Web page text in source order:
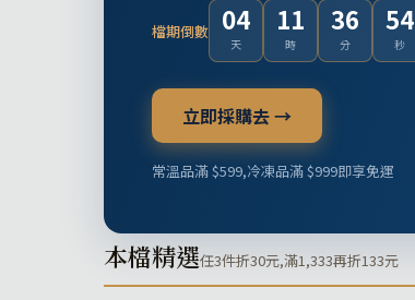
檔期倒數 04
天
11
時
36
分
52
秒
立即採購去 →
常溫品滿 $599,冷凍品滿 $999即享免運
本檔精選任3件折30元,滿1,333再折133元